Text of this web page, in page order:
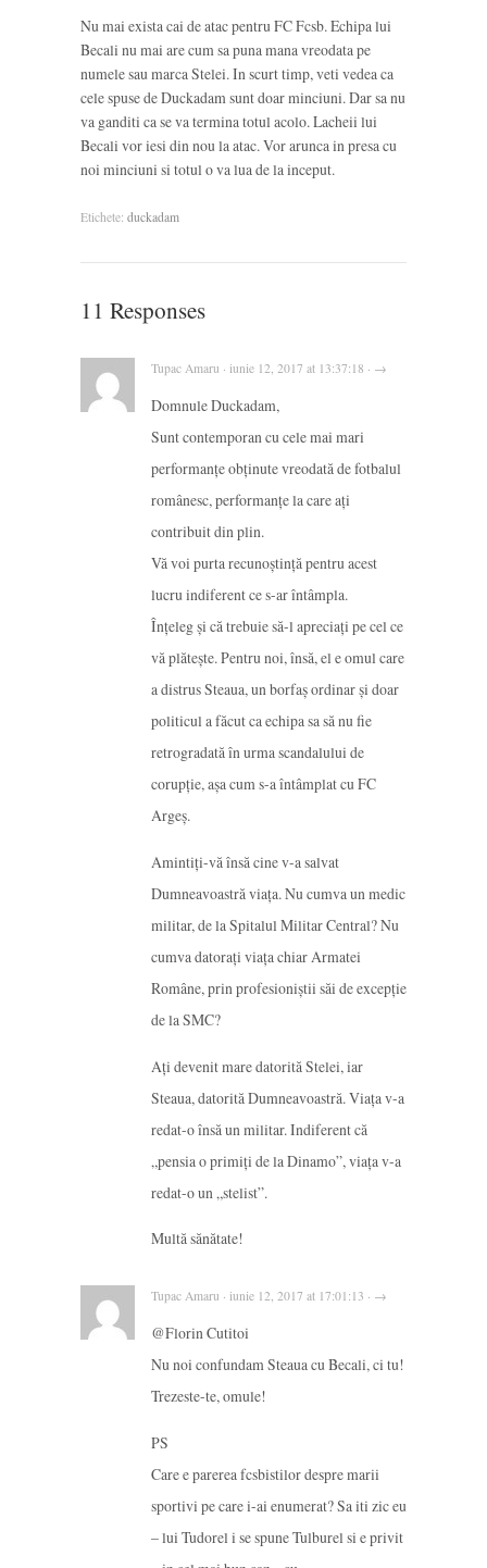
Nu mai exista cai de atac pentru FC Fcsb. Echipa lui
Becali nu mai are cum sa puna mana vreodata pe
numele sau marca Stelei. In scurt timp, veti vedea ca
cele spuse de Duckadam sunt doar minciuni. Dar sa nu
va ganditi ca se va termina totul acolo. Lacheii lui
Becali vor iesi din nou la atac. Vor arunca in presa cu
noi minciuni si totul o va lua de la inceput.
Etichete: duckadam
11 Responses
Tupac Amaru · iunie 12, 2017 at 13:37:18 · →
Domnule Duckadam,
Sunt contemporan cu cele mai mari
performanțe obținute vreodată de fotbalul
românesc, performanțe la care ați
contribuit din plin.
Vă voi purta recunoștință pentru acest
lucru indiferent ce s-ar întâmpla.
Înțeleg și că trebuie să-l apreciați pe cel ce
vă plătește. Pentru noi, însă, el e omul care
a distrus Steaua, un borfaș ordinar și doar
politicul a făcut ca echipa sa să nu fie
retrogradată în urma scandalului de
corupție, așa cum s-a întâmplat cu FC
Argeș.
Amintiți-vă însă cine v-a salvat
Dumneavoastră viața. Nu cumva un medic
militar, de la Spitalul Militar Central? Nu
cumva datorați viața chiar Armatei
Române, prin profesioniștii săi de excepție
de la SMC?
Ați devenit mare datorită Stelei, iar
Steaua, datorită Dumneavoastră. Viața v-a
redat-o însă un militar. Indiferent că
„pensia o primiți de la Dinamo”, viața v-a
redat-o un „stelist”.
Multă sănătate!
Tupac Amaru · iunie 12, 2017 at 17:01:13 · →
@Florin Cutitoi
Nu noi confundam Steaua cu Becali, ci tu!
Trezeste-te, omule!
PS
Care e parerea fcsbistilor despre marii
sportivi pe care i-ai enumerat? Sa iti zic eu
– lui Tudorel i se spune Tulburel si e privit